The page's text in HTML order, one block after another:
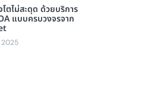
โตไม่สะดุด ด้วยบริการ
แบบครบวงจรจาก
2025